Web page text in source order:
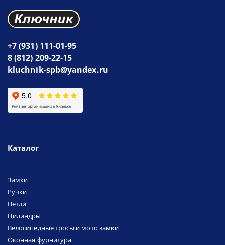
+7 (931) 111-01-95
8 (812) 209-22-15
kluchnik-spb@yandex.ru
Каталог
Замки
Ручки
Петли
Цилиндры
Велосипедные тросы и мото замки
Оконная фурнитура